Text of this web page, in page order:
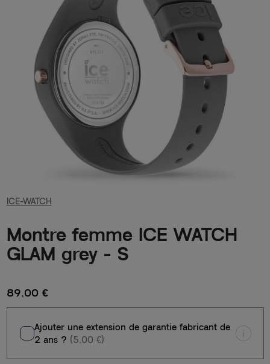
ICE-WATCH
Montre femme ICE WATCH
GLAM grey - S
89,00 €
Ajouter une extension de garantie fabricant de
2 ans ? (5,00 €)